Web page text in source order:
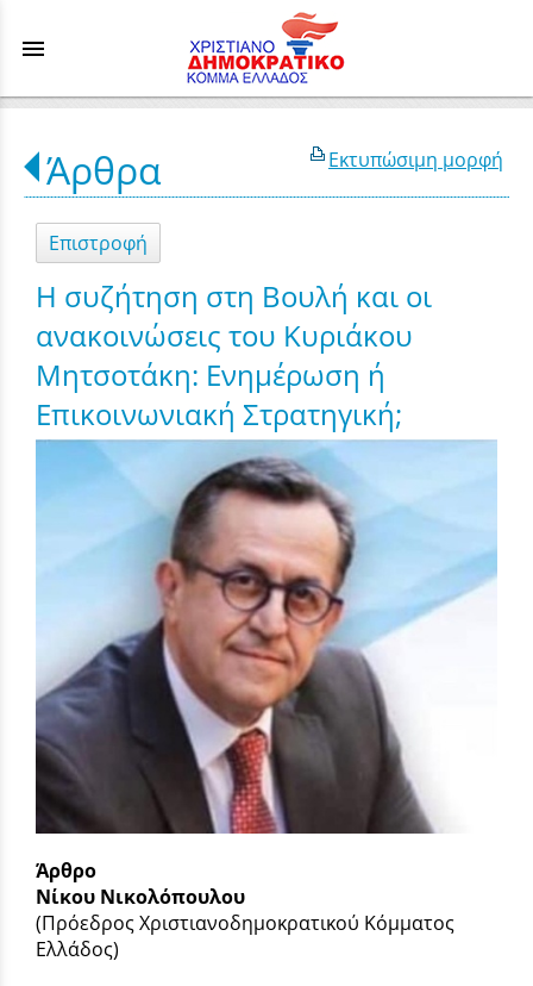
menu
Εκτυπώσιμη μορφή
Άρθρα
Επιστροφή
Η συζήτηση στη Βουλή και οι
ανακοινώσεις του Κυριάκου
Μητσοτάκη: Ενημέρωση ή
Επικοινωνιακή Στρατηγική;
Άρθρο
Νίκου Νικολόπουλου
(Πρόεδρος Χριστιανοδημοκρατικού Κόμματος
Ελλάδος)